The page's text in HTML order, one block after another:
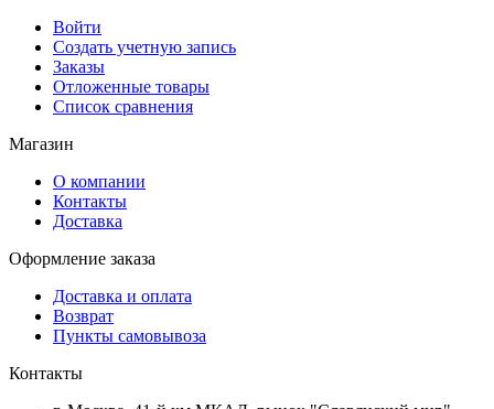
Войти
Создать учетную запись
Заказы
Отложенные товары
Список сравнения
Магазин
О компании
Контакты
Доставка
Оформление заказа
Доставка и оплата
Возврат
Пункты самовывоза
Контакты